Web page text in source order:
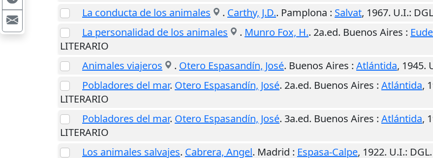
La conducta de los animales
. Carthy, J.D.. Pamplona : Salvat, 1967. U.I.:
La personalidad de los animales
. Munro Fox, H.. 2a.ed. Buenos Aires :
LITERARIO
Animales viajeros
. Otero Espasandín, José. Buenos Aires : Atlántida, 1945.
Pobladores del mar. Otero Espasandín, José. 2a.ed. Buenos Aires : Atlántida,
LITERARIO
Pobladores del mar. Otero Espasandín, José. 3a.ed. Buenos Aires : Atlántida,
LITERARIO
Los animales salvajes. Cabrera, Angel. Madrid : Espasa-Calpe, 1922. U.I.: